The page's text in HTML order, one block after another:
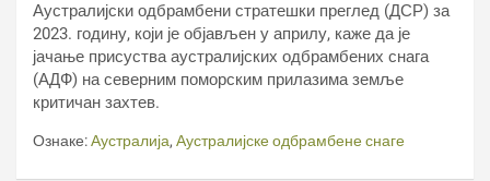
Аустралијски одбрамбени стратешки преглед (ДСР) за
2023. годину, који је објављен у априлу, каже да је
јачање присуства аустралијских одбрамбених снага
(АДФ) на северним поморским прилазима земље
критичан захтев.
Ознаке:Аустралија, Аустралијске одбрамбене снаге